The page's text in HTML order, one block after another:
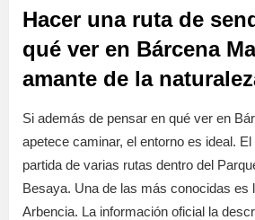
Hacer una ruta de
qué ver en Bárcena
amante de la
Si además de pensar en qué ver en
apetece caminar, el entorno es ideal.
partida de varias rutas dentro del
Besaya. Una de las más conocidas es
Arbencia. La información oficial la